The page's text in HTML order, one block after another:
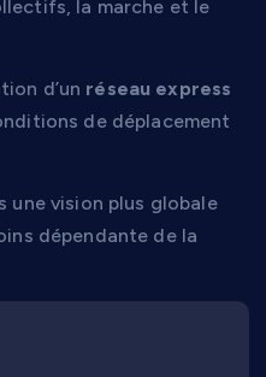
la marche et le
d’un réseau express
de déplacement
une vision plus globale
dépendante de la